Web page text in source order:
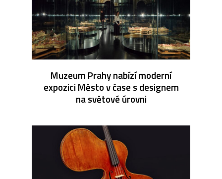
Muzeum Prahy nabízí moderní
expozici Město v čase s designem
na světové úrovni